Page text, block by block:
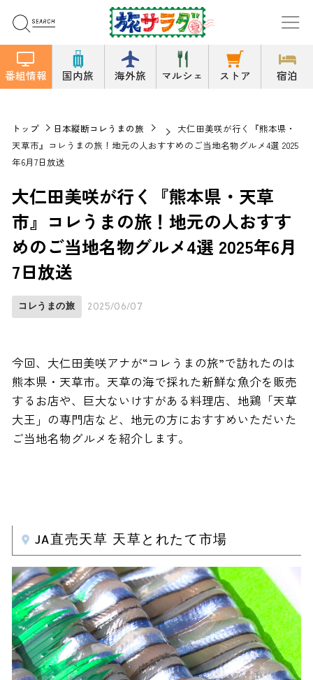
番組情報 国内旅 海外旅 マルシェ ストア 宿泊
トップ 日本縦断コレうまの旅
大仁田美咲が行く『熊本県・
天草市』コレうまの旅！地元の人おすすめのご当地名物グルメ4選 2025
年6月7日放送
大仁田美咲が行く『熊本県・天草
市』コレうまの旅！地元の人おすす
めのご当地名物グルメ4選 2025年6月
7日放送
コレうまの旅 2025/06/07
今回、大仁田美咲アナが“コレうまの旅”で訪れたのは
熊本県・天草市。天草の海で採れた新鮮な魚介を販売
するお店や、巨大ないけすがある料理店、地鶏「天草
大王」の専門店など、地元の方におすすめいただいた
ご当地名物グルメを紹介します。
JA直売天草 天草とれたて市場